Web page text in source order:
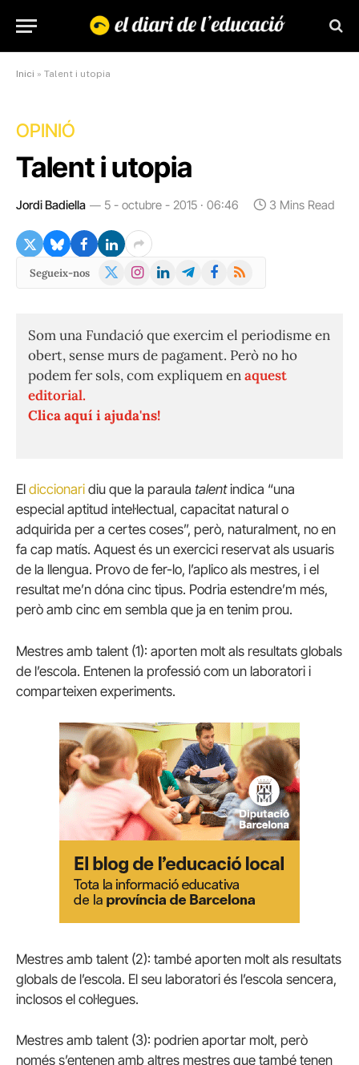
Inici » Talent i utopia
OPINIÓ
Talent i utopia
Jordi Badiella 5 - octubre - 2015 · 06:46 3 Mins Read
Segueix-nos
X
Instagram
LinkedInTelegramFacebook
RSS
Som una Fundació que exercim el periodisme en
obert, sense murs de pagament. Però no ho
podem fer sols, com expliquem enaquest
editorial.
Clica aquí i ajuda'ns!
El diccionari diu que la paraula talentindica “una
especial aptitud intel·lectual, capacitat natural o
adquirida per a certes coses”, però, naturalment, no en
fa cap matís. Aquest és un exercici reservat als usuaris
de la llengua. Provo de fer-lo, l’aplico als mestres, i el
resultat me’n dóna cinc tipus. Podria estendre’m més,
però amb cinc em sembla que ja en tenim prou.
Mestres amb talent (1): aporten molt als resultats globals
de l’escola. Entenen la professió com un laboratori i
comparteixen experiments.
Mestres amb talent (2): també aporten molt als resultats
globals de l’escola. El seu laboratori és l’escola sencera,
inclosos el col·legues.
Mestres amb talent (3): podrien aportar molt, però
només s’entenen amb altres mestres que també tenen